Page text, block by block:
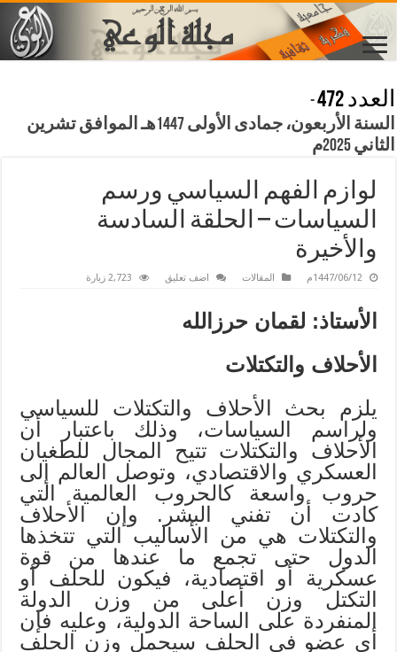
العدد 472
-
السنة الأربعون، جمادى الأولى 1447هـ الموافق تشرين
الثاني 2025م
لوازم الفهم السياسي ورسم
السياسات – الحلقة السادسة
والأخيرة
1447/06/12م المقالات اضف تعليق 2,723 زيارة
الأستاذ: لقمان حرزالله
الأحلاف والتكتلات
يلزم بحث الأحلاف والتكتلات للسياسي
ولراسم السياسات، وذلك باعتبار أن
الأحلاف والتكتلات تتيح المجال للطغيان
العسكري والاقتصادي، وتوصل العالم إلى
حروب واسعة كالحروب العالمية التي
كادت أن تفني البشر. وإن الأحلاف
والتكتلات هي من الأساليب التي تتخذها
الدول حتى تجمع ما عندها من قوة
عسكرية أو اقتصادية، فيكون للحلف أو
التكتل وزن أعلى من وزن الدولة
المنفردة على الساحة الدولية، وعليه فإن
أي عضو في الحلف سيحمل وزن الحلف